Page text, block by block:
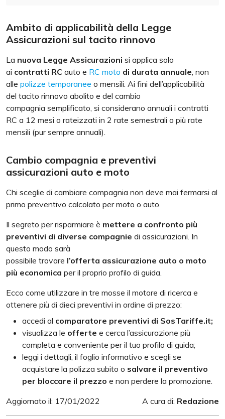
Ambito di applicabilità della Legge
Assicurazioni sul tacito rinnovo
La nuova Legge Assicurazioni si applica solo
ai contratti RC auto e RC moto di durata annuale , non
alle polizze temporanee o mensili. Ai fini dell’applicabilità
del tacito rinnovo abolito e del cambio
compagnia semplificato, si considerano annuali i contratti
RC a 12 mesi o rateizzati in 2 rate semestrali o più rate
mensili (pur sempre annuali).
Cambio compagnia e preventivi
assicurazioni auto e moto
Chi sceglie di cambiare compagnia non deve mai fermarsi al
primo preventivo calcolato per moto o auto.
Il segreto per risparmiare è mettere a confronto più
preventivi di diverse compagnie di assicurazioni. In
questo modo sarà
possibile trovare l’offerta assicurazione auto o moto
più economica per il proprio profilo di guida.
Ecco come utilizzare in tre mosse il motore di ricerca e
ottenere più di dieci preventivi in ordine di prezzo:
accedi al comparatore preventivi di SosTariffe.it;
visualizza le offerte e cerca l’assicurazione più
completa e conveniente per il tuo profilo di guida;
leggi i dettagli, il foglio informativo e scegli se
acquistare la polizza subito o salvare il preventivo
per bloccare il prezzo e non perdere la promozione.
Aggiornato il: 17/01/2022
A cura di: Redazione